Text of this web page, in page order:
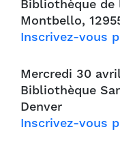
Bibliothèque de
Montbello,
Inscrivez-vous
Mercredi 30
Bibliothèque
Denver
Inscrivez-vous